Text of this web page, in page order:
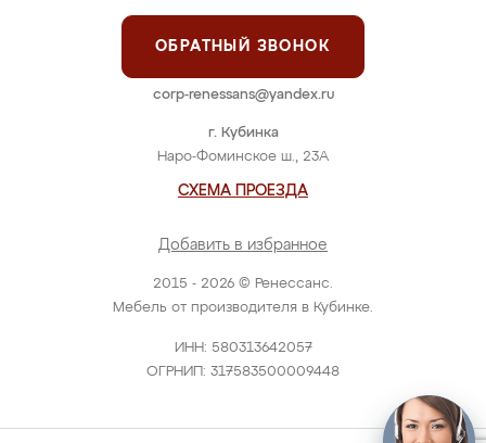
2015 - 2026 © Ренессанс.
Мебель от производителя в Кубинке.
ИНН: 580313642057
ОГРНИП: 317583500009448
г. Кубинка
Наро-Фоминское ш., 23А
СХЕМА ПРОЕЗДА
Добавить в избранное
ОБРАТНЫЙ ЗВОНОК
corp-renessans@yandex.ru